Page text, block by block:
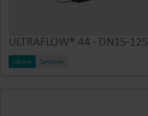
ULTRAFLOW® 44 - DN15-125
Värme Sensorer